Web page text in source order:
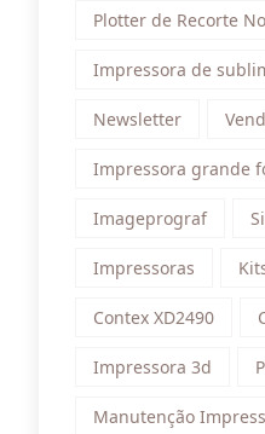
Plotter de Recorte
Impressora de
Newsletter
Impressora grande
Imageprograf
Impressoras
Contex XD2490
Impressora 3d
Manutenção